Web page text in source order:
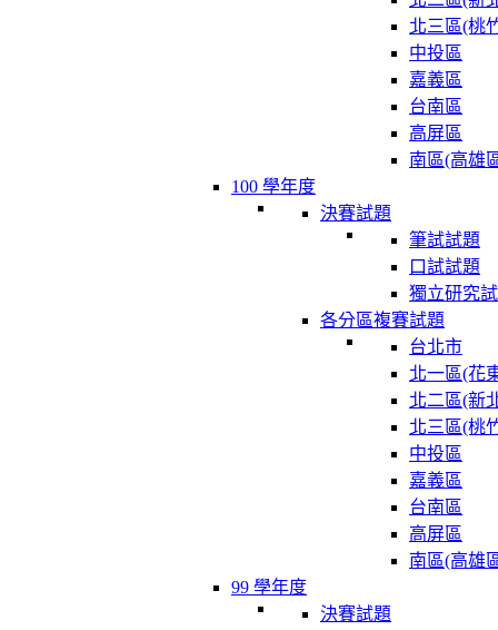
北三區(桃
中投區
嘉義區
台南區
高屏區
南區(高雄
100 學年度
決賽試題
筆試試題
口試試題
獨立研究
各分區複賽試題
台北市
北一區(花
北二區(新
北三區(桃
中投區
嘉義區
台南區
高屏區
南區(高雄
99 學年度
決賽試題